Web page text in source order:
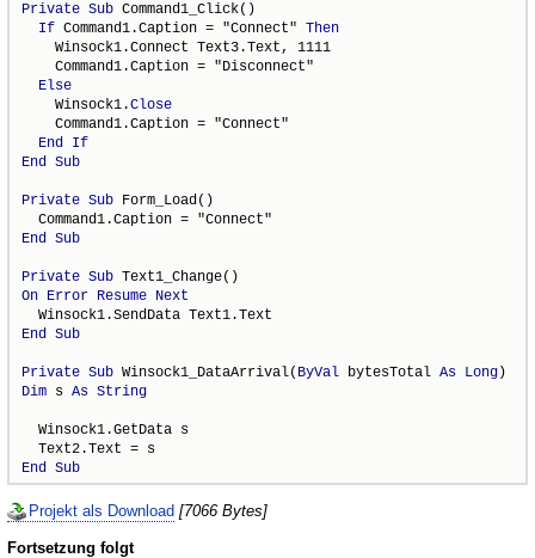
Private Sub Command1_Click()
If Command1.Caption = "Connect" Then
    Winsock1.Connect Text3.Text, 1111
    Command1.Caption = "Disconnect"
Else
    Winsock1.
Close
    Command1.Caption = "Connect"
End If
End Sub
Private Sub Form_Load()
End Sub
Private Sub
On Error Resume Next
End Sub
Private Sub Winsock1_DataArrival( ByVal bytesTotal As Long
Dim s As String
  Winsock1.GetData s
End Sub
Projekt als Download [7066 Bytes]
Fortsetzung folgt